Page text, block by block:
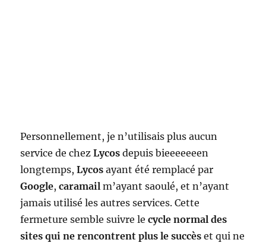
Personnellement, je n’utilisais plus aucun
service de chezLycosdepuis bieeeeeeen
longtemps,Lycosayant été remplacé par
Google,caramailm’ayant saoulé, et n’ayant
jamais utilisé les autres services. Cette
fermeture semble suivre lecycle normal des
sites qui ne rencontrent plus le succès et qui ne